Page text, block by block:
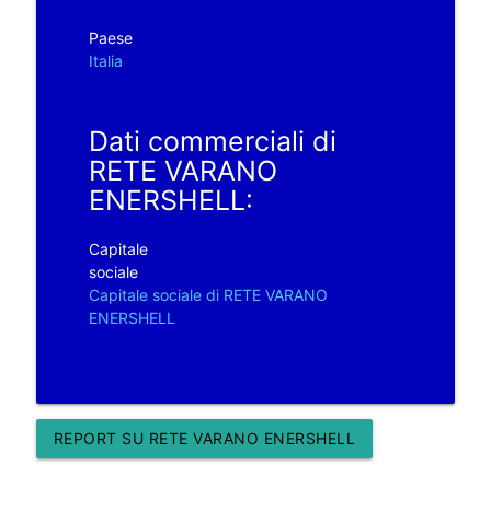
Paese
Italia
Dati commerciali di
RETE VARANO
ENERSHELL:
Capitale
sociale
Capitale sociale di RETE VARANO
ENERSHELL
REPORT SU RETE VARANO ENERSHELL